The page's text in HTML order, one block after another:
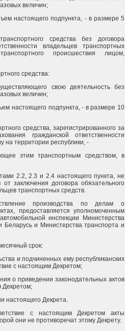
величин;
настоящего подпункта, - в размере 5
средства без договора
владельцев транспортных
происшествия лицом,
средства:
свою деятельность без
величин;
настоящего подпункта, - в размере 10
средства, зарегистрированного за
гражданской ответственности
на территории республики, -
этим транспортным средством, в
2.2, 2.3 и 2.4 настоящего пункта, не
заключения договора обязательного
транспортных средств.
производства по делам о
предоставляется уполномоченным
инспекции Министерства
Беларусь и Министерства транспорта и
срок:
и подчиненных ему республиканских
с настоящим Декретом;
о приведении законодательных актов
Декретом;
настоящего Декрета.
с настоящим Декретом акты
они не противоречат этому Декрету.